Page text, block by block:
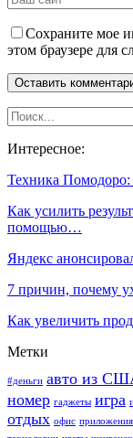
Сохраните мое
этом браузере для
Интересное:
Техника
Как усилить
помощью…
Яндекс
7 причин, почему
Как увеличить
Метки
#деньги авто из
номер гаджеты игра
отдых офис приложения